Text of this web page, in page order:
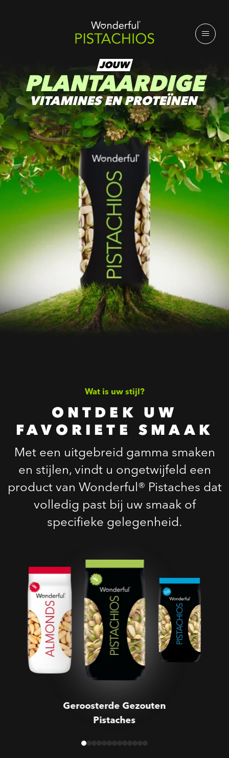
JOUW
PLANTAARDIGE
VITAMINES EN PROTEÏNEN
Wat is uw stijl?
ONTDEK UW
FAVORIETE SMAAK
Met een uitgebreid gamma smaken
en stijlen, vindt u ongetwijfeld een
product van Wonderful® Pistaches dat
volledig past bij uw smaak of
specifieke gelegenheid.
Geroosterde Gezouten
Pistaches
Geroosterde Gezouten
Pistaches